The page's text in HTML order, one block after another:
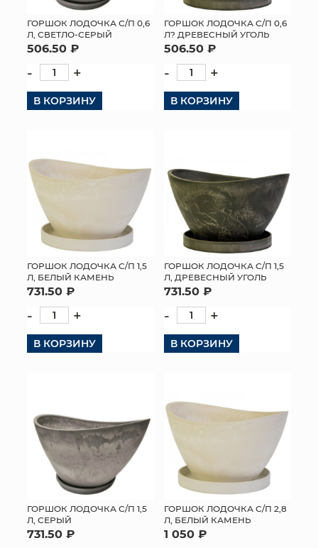
ГОРШОК ЛОДОЧКА С/П 0,6
Л, СВЕТЛО-СЕРЫЙ
506.50 ₽
- +
В КОРЗИНУ
ГОРШОК ЛОДОЧКА С/П 0,6
Л? ДРЕВЕСНЫЙ УГОЛЬ
506.50 ₽
- +
В КОРЗИНУ
ГОРШОК ЛОДОЧКА С/П 1,5
Л, БЕЛЫЙ КАМЕНЬ
731.50 ₽
- +
В КОРЗИНУ
ГОРШОК ЛОДОЧКА С/П 1,5
Л, ДРЕВЕСНЫЙ УГОЛЬ
731.50 ₽
- +
В КОРЗИНУ
ГОРШОК ЛОДОЧКА С/П 1,5
Л, СЕРЫЙ
731.50 ₽
ГОРШОК ЛОДОЧКА С/П 2,8
Л, БЕЛЫЙ КАМЕНЬ
1 050 ₽